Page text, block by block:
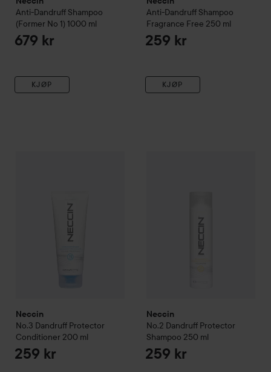
Anti-Dandruff Shampoo
(Former No 1) 1000 ml
679 kr
KJØP
Anti-Dandruff Shampoo
Fragrance Free 250 ml
259 kr
KJØP
Neccin
No.3 Dandruff Protector
Conditioner 200 ml
259 kr
Neccin
No.2 Dandruff Protector
Shampoo 250 ml
259 kr